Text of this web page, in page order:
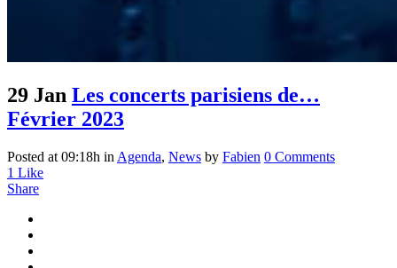
29 Jan Les concerts parisiens de…
Février 2023
Posted at 09:18h in Agenda, News by Fabien 0 Comments
1 Like
Share